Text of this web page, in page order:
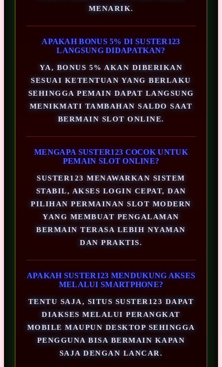
MENARIK.
APAKAH BONUS 5% DI SUSTER123
LANGSUNG DIDAPATKAN?
YA, BONUS 5% AKAN DIBERIKAN
SESUAI KETENTUAN YANG BERLAKU
SEHINGGA PEMAIN DAPAT LANGSUNG
MENIKMATI TAMBAHAN SALDO SAAT
BERMAIN SLOT ONLINE.
MENGAPA SUSTER123 COCOK UNTUK
PEMAIN SLOT ONLINE?
SUSTER123 MENAWARKAN SISTEM
STABIL, AKSES LOGIN CEPAT, DAN
PILIHAN PERMAINAN SLOT MODERN
YANG MEMBUAT PENGALAMAN
BERMAIN TERASA LEBIH NYAMAN
DAN PRAKTIS.
APAKAH SUSTER123 MENDUKUNG AKSES
MELALUI SMARTPHONE?
TENTU SAJA, SITUS SUSTER123 DAPAT
DIAKSES MELALUI PERANGKAT
MOBILE MAUPUN DESKTOP SEHINGGA
PENGGUNA BISA BERMAIN KAPAN
SAJA DENGAN LANCAR.